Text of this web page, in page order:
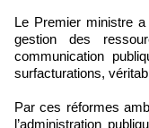
Le Premier ministre
gestion des
communication
surfacturations,
Par ces réformes
l’administration